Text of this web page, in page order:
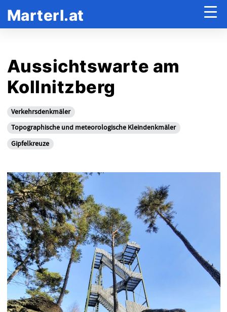
Marterl.at
Aussichtswarte am
Kollnitzberg
Verkehrsdenkmäler
Topographische und meteorologische Kleindenkmäler
Gipfelkreuze